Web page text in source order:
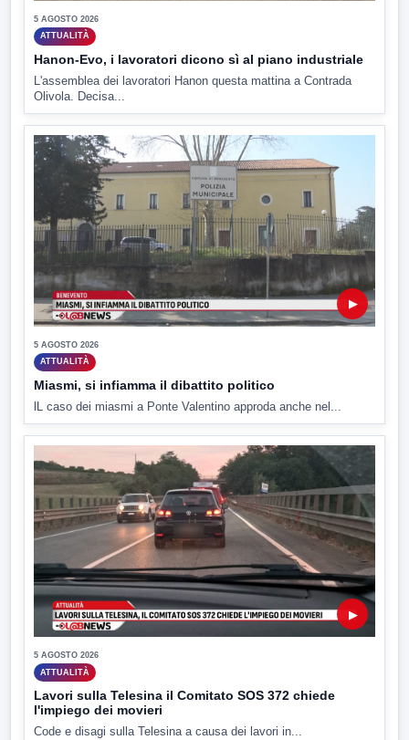
5 AGOSTO 2026
ATTUALITÀ
Hanon-Evo, i lavoratori dicono sì al piano industriale
L'assemblea dei lavoratori Hanon questa mattina a Contrada
Olivola. Decisa...
▶
5 AGOSTO 2026
ATTUALITÀ
Miasmi, si infiamma il dibattito politico
lL caso dei miasmi a Ponte Valentino approda anche nel...
▶
5 AGOSTO 2026
ATTUALITÀ
Lavori sulla Telesina il Comitato SOS 372 chiede
l'impiego dei movieri
Code e disagi sulla Telesina a causa dei lavori in...